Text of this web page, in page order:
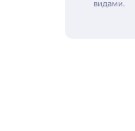
видами.